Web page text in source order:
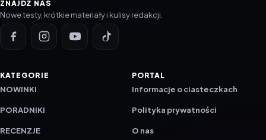
ZNAJDŹ NAS
Nowe testy, krótkie materiały i kulisy redakcji.
KATEGORIE
NOWINKI
PORADNIKI
RECENZJE
PORTAL
Informacje o ciasteczkach
Polityka prywatności
O nas